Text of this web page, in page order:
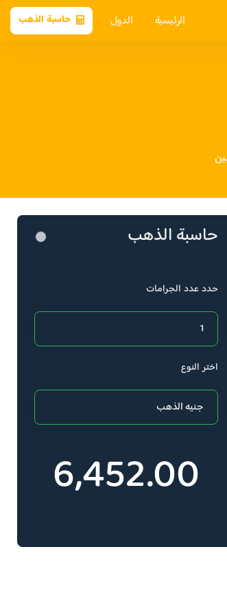
الرئيسية الدول حاسبة الذهب
حاسبة الذهب
حدد عدد الجرامات
اختر النوع
6,452.00